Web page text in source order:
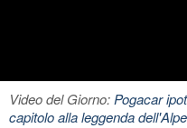
Video del Giorno:Pogacar
capitolo alla leggenda